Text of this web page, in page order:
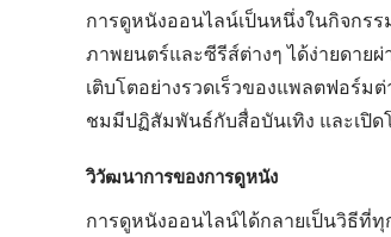
การดูหนังออนไลน์เป็นหนึ่งในกิจกร
ภาพยนตร์และซีรีส์ต่างๆ ได้ง่ายดาย
เติบโตอย่างรวดเร็วของแพลตฟอร์ม
ชมมีปฏิสัมพันธ์กับสื่อบันเทิง และเปิ
วิวัฒนาการของการดูหนัง
การดูหนังออนไลน์ได้กลายเป็นวิธีที่